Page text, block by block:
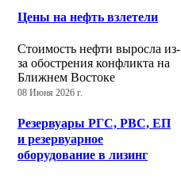
Цены на нефть взлетели
Стоимость нефти выросла из-
за обострения конфликта на
Ближнем Востоке
08 Июня 2026 г.
Резервуары РГС, РВС, ЕП
и резервуарное
оборудование в лизинг